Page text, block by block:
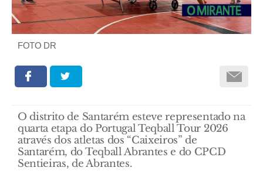
FOTO DR
O distrito de Santarém esteve representado na
quarta etapa do Portugal Teqball Tour 2026
através dos atletas dos “Caixeiros” de
Santarém, do Teqball Abrantes e do CPCD
Sentieiras, de Abrantes.